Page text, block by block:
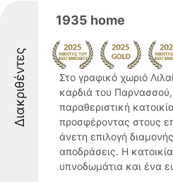
Διακριθέντες
1935 home
Στο γραφικό χωριό
καρδιά του Παρνασσού,
παραθεριστική
προσφέροντας στους
άνετη επιλογή
αποδράσεις. Η
υπνοδωμάτια και ένα